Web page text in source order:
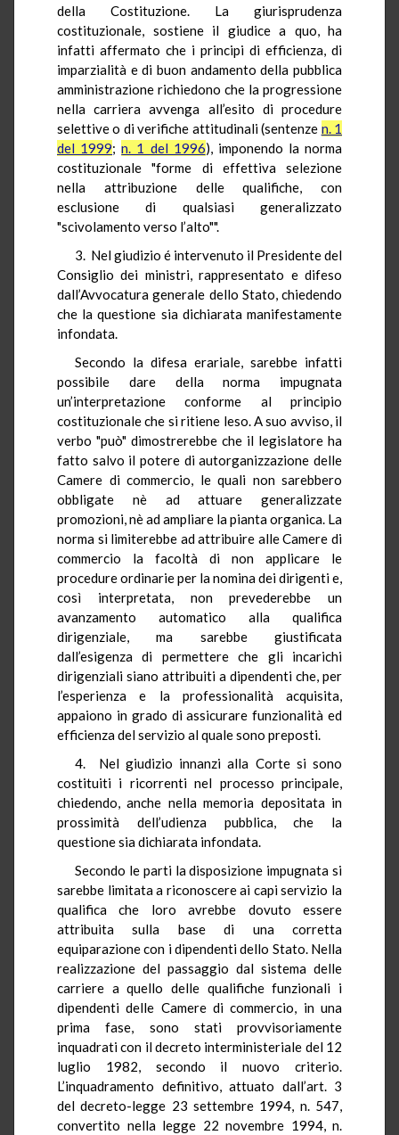
della Costituzione. La giurisprudenza
costituzionale, sostiene il giudice a quo, ha
infatti affermato che i principi di efficienza, di
imparzialità e di buon andamento della pubblica
amministrazione richiedono che la progressione
nella carriera avvenga all’esito di procedure
selettive o di verifiche attitudinali (sentenze n. 1
del 1999;n. 1 del 1996), imponendo la norma
costituzionale "forme di effettiva selezione
nella attribuzione delle qualifiche, con
esclusione di qualsiasi generalizzato
"scivolamento verso l’alto"".
3. Nel giudizio é intervenuto il Presidente del
Consiglio dei ministri, rappresentato e difeso
dall’Avvocatura generale dello Stato, chiedendo
che la questione sia dichiarata manifestamente
infondata.
Secondo la difesa erariale, sarebbe infatti
possibile dare della norma impugnata
un’interpretazione conforme al principio
costituzionale che si ritiene leso. A suo avviso, il
verbo "può" dimostrerebbe che il legislatore ha
fatto salvo il potere di autorganizzazione delle
Camere di commercio, le quali non sarebbero
obbligate nè ad attuare generalizzate
promozioni, nè ad ampliare la pianta organica. La
norma si limiterebbe ad attribuire alle Camere di
commercio la facoltà di non applicare le
procedure ordinarie per la nomina dei dirigenti e,
così interpretata, non prevederebbe un
avanzamento automatico alla qualifica
dirigenziale, ma sarebbe giustificata
dall’esigenza di permettere che gli incarichi
dirigenziali siano attribuiti a dipendenti che, per
l’esperienza e la professionalità acquisita,
appaiono in grado di assicurare funzionalità ed
efficienza del servizio al quale sono preposti.
4. Nel giudizio innanzi alla Corte si sono
costituiti i ricorrenti nel processo principale,
chiedendo, anche nella memoria depositata in
prossimità dell’udienza pubblica, che la
questione sia dichiarata infondata.
Secondo le parti la disposizione impugnata si
sarebbe limitata a riconoscere ai capi servizio la
qualifica che loro avrebbe dovuto essere
attribuita sulla base di una corretta
equiparazione con i dipendenti dello Stato. Nella
realizzazione del passaggio dal sistema delle
carriere a quello delle qualifiche funzionali i
dipendenti delle Camere di commercio, in una
prima fase, sono stati provvisoriamente
inquadrati con il decreto interministeriale del 12
luglio 1982, secondo il nuovo criterio.
L’inquadramento definitivo, attuato dall’art. 3
del decreto-legge 23 settembre 1994, n. 547,
convertito nella legge 22 novembre 1994, n.